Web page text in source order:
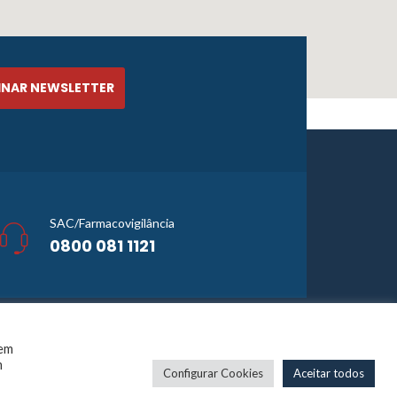
SAC/Farmacovigilância
0800 081 1121
13
Configurar Cookies Aceitar todos